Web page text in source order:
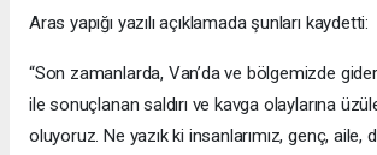
Aras yapığı yazılı açıklamada şunları kaydetti:
“Son zamanlarda, Van’da ve bölgemizde
ile sonuçlanan saldırı ve kavga olaylarına
oluyoruz. Ne yazık ki insanlarımız, genç, aile,